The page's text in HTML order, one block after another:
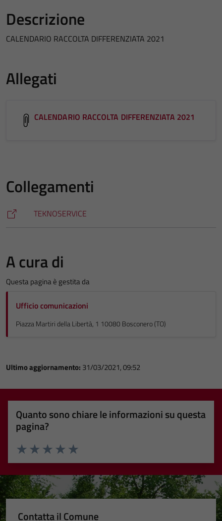
Descrizione
CALENDARIO RACCOLTA DIFFERENZIATA 2021
Allegati
CALENDARIO RACCOLTA DIFFERENZIATA 2021
Collegamenti
TEKNOSERVICE
A cura di
Questa pagina è gestita da
Ufficio comunicazioni
Piazza Martiri della Libertà, 1 10080 Bosconero (TO)
Ultimo aggiornamento: 31/03/2021, 09:52
Quanto sono chiare le informazioni su questa
pagina?
Valuta 5 stelle su 5
Valuta 4 stelle su 5
Valuta 3 stelle su 5
Valuta 2 stelle su 5
Valuta 1 stelle su 5
Contatta il Comune